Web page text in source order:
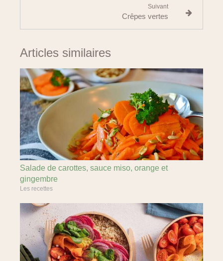
Suivant
Crêpes vertes
Articles similaires
Salade de carottes, sauce miso, orange et
gingembre
Les recettes